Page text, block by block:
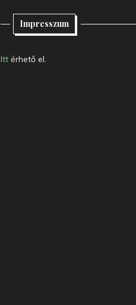
Impresszum
Itt érhető el.